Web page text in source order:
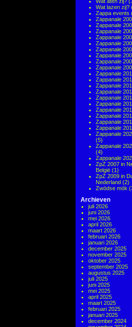
Wat lazen zij?
Zappa events
Zappanale
Zappanale
Zappanale
Zappanale
Zappanale
Zappanale
Zappanale
Zappanale
Zappanale
Zappanale
Zappanale
Zappanale
Zappanale
Zappanale
Zappanale
Zappanale
Zappanale
Zappanale
Zappanale
Zappanale
(5)
Zappanale
(4)
Zappanale
ZpZ 2007 in
België (1)
ZpZ 2009 in
Nederland (2)
Zwödse mök
Archieven
juli 2026
juni 2026
mei 2026
april 2026
maart 2026
februari 2026
januari 2026
december 2025
november 2025
oktober 2025
september 2025
augustus 2025
juli 2025
juni 2025
mei 2025
april 2025
maart 2025
februari 2025
januari 2025
december 2024